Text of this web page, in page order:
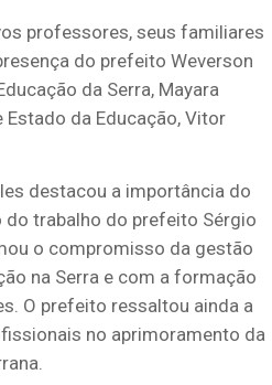
professores, seus familiares
do prefeito Weverson
da Serra, Mayara
da Educação, Vitor
destacou a importância do
trabalho do prefeito Sérgio
o compromisso da gestão
na Serra e com a formação
O prefeito ressaltou ainda a
no aprimoramento da